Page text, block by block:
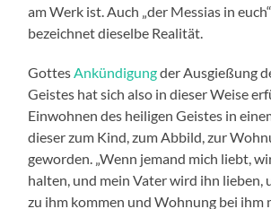
am Werk ist. Auch „der Messias in
bezeichnet dieselbe Realität.
GottesAnkündigungder Ausgießung
Geistes hat sich also in dieser Weise
Einwohnen des heiligen Geistes in
dieser zum Kind, zum Abbild, zur
geworden. „Wenn jemand mich liebt,
halten, und mein Vater wird ihn lieben,
zu ihm kommen und Wohnung bei ihm